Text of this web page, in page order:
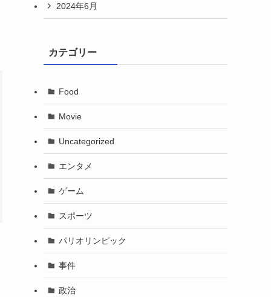
2024年6月
カテゴリー
Food
Movie
Uncategorized
エンタメ
ゲーム
スポーツ
パリオリンピック
事件
政治